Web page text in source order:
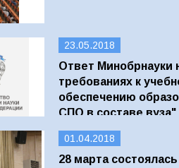
23.05.2018
Ответ
требованиях к
обеспечению
СПО в составе вуза"
01.04.2018
28 марта